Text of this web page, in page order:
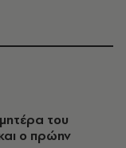
του
ο πρώην